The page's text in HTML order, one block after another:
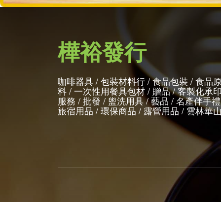
樺裕發行
咖啡器具 / 包裝材料行 / 食品包裝 / 食品
料 / 一次性用餐具包材 / 贈品 / 客製化承
服務 / 批發 / 盥洗用具 / 藝品 / 名產伴手
旅宿用品 / 環保商品 / 露營用品 / 雲林華